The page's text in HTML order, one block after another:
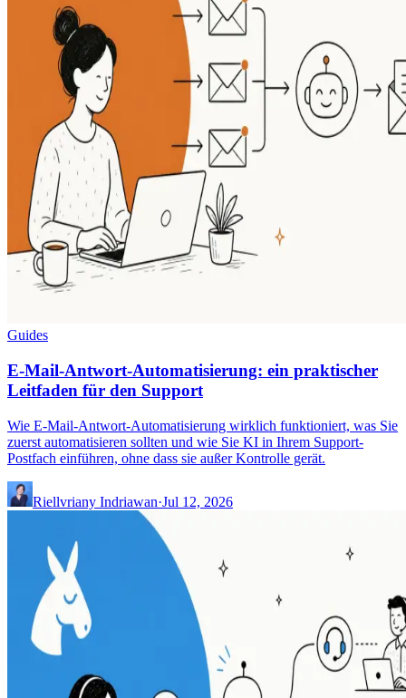
Guides
E-Mail-Antwort-Automatisierung: ein praktischer
Leitfaden für den Support
Wie E-Mail-Antwort-Automatisierung wirklich funktioniert, was Sie
zuerst automatisieren sollten und wie Sie KI in Ihrem Support-
Postfach einführen, ohne dass sie außer Kontrolle gerät.
Riellvriany Indriawan·Jul 12, 2026